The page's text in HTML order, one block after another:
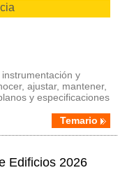
y
ajustar, mantener,
y especificaciones
Temario
Edificios 2026